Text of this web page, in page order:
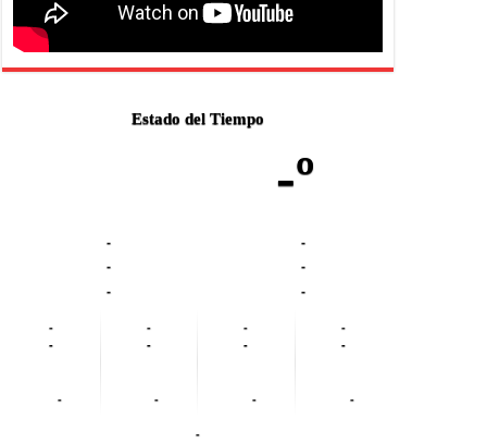
Estado del Tiempo
-º
-
-
-
-
-
-
-
-
-
-
-
-
-
-
-
-
-
-
-